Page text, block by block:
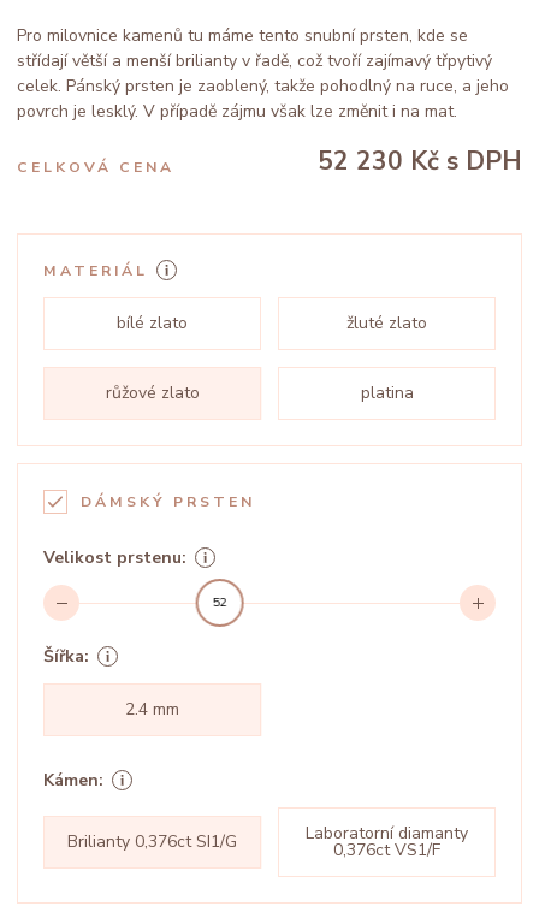
Pro milovnice kamenů tu máme tento snubní prsten, kde se
střídají větší a menší brilianty v řadě, což tvoří zajímavý třpytivý
celek. Pánský prsten je zaoblený, takže pohodlný na ruce, a jeho
povrch je lesklý. V případě zájmu však lze změnit i na mat.
CELKOVÁ CENA 52 230 Kč s DPH
MATERIÁL
bílé zlato žluté zlato
růžové zlato platina
DÁMSKÝ PRSTEN
Velikost prstenu:
52
Šířka:
2.4 mm
Kámen:
Brilianty 0,376ct SI1/G Laboratorní diamanty
0,376ct VS1/F